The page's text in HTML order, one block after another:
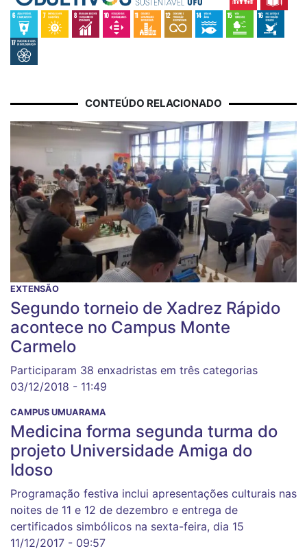
CONTEÚDO RELACIONADO
EXTENSÃO
Segundo torneio de Xadrez Rápido
acontece no Campus Monte
Carmelo
Participaram 38 enxadristas em três categorias
03/12/2018 - 11:49
CAMPUS UMUARAMA
Medicina forma segunda turma do
projeto Universidade Amiga do
Idoso
Programação festiva inclui apresentações culturais nas
noites de 11 e 12 de dezembro e entrega de
certificados simbólicos na sexta-feira, dia 15
11/12/2017 - 09:57